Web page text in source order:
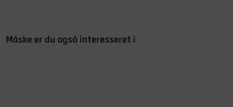
Måske er du også interesseret i